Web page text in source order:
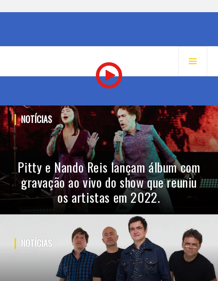
PUBLICIDADE
Pular
para
o
conteúdo
RADIO MIX FM – GUARATINGUETÁ
NOTÍCIAS
Pitty e Nando Reis lançam álbum com
gravação ao vivo do show que reuniu
os artistas em 2022.
NOTÍCIAS